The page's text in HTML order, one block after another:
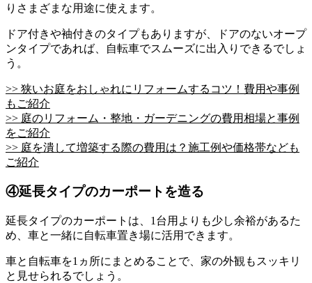
りさまざまな用途に使えます。
ドア付きや袖付きのタイプもありますが、ドアのないオープ
ンタイプであれば、自転車でスムーズに出入りできるでしょ
う。
>> 狭いお庭をおしゃれにリフォームするコツ！費用や事例
もご紹介
>> 庭のリフォーム・整地・ガーデニングの費用相場と事例
をご紹介
>> 庭を潰して増築する際の費用は？施工例や価格帯なども
ご紹介
④延長タイプのカーポートを造る
延長タイプのカーポートは、1台用よりも少し余裕があるた
め、車と一緒に自転車置き場に活用できます。
車と自転車を1ヵ所にまとめることで、家の外観もスッキリ
と見せられるでしょう。